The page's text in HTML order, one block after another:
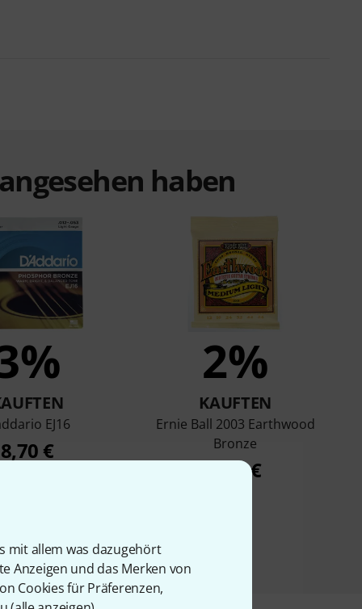
mit allem was dazugehört
Anzeigen und das Merken von
Cookies für Präferenzen,
haben
EJ16
8,70 €
2%
KAUFTEN
Ernie Ball 2003 Earthwood
Bronze
5,80 €